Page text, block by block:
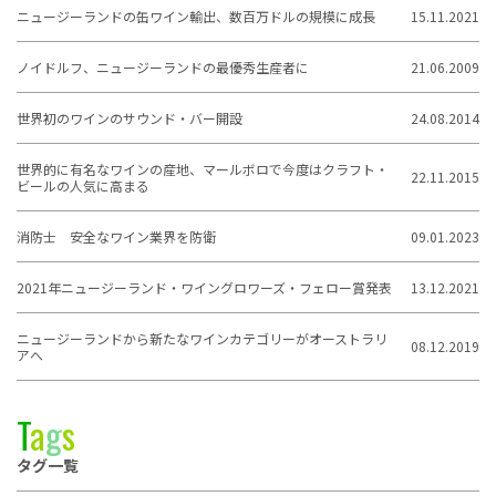
ニュージーランドの缶ワイン輸出、数百万ドルの規模に成長 15.11.2021
ノイドルフ、ニュージーランドの最優秀生産者に 21.06.2009
世界初のワインのサウンド・バー開設 24.08.2014
世界的に有名なワインの産地、マールボロで今度はクラフト・
ビールの人気に高まる
22.11.2015
消防士 安全なワイン業界を防衛 09.01.2023
2021年ニュージーランド・ワイングロワーズ・フェロー賞発表 13.12.2021
ニュージーランドから新たなワインカテゴリーがオーストラリ
アへ
08.12.2019
Tags
タグ一覧